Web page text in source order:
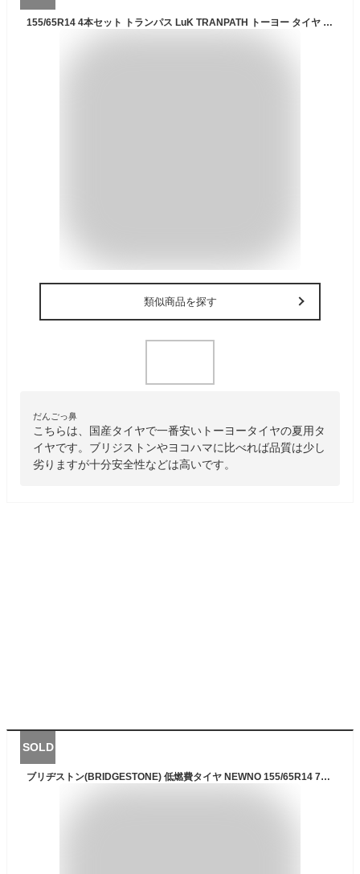
155/65R14 4本セット トランパス LuK TRANPATH トーヨー タイヤ TOYO TIRES 155/65 14インチ 軽自動車 専用 サマー タイヤ
類似商品を探す
だんごっ鼻
こちらは、国産タイヤで一番安いトーヨータイヤの夏用タ
イヤです。ブリジストンやヨコハマに比べれば品質は少し
劣りますが十分安全性などは高いです。
SOLD
ブリヂストン(BRIDGESTONE) 低燃費タイヤ NEWNO 155/65R14 75H 4本セット